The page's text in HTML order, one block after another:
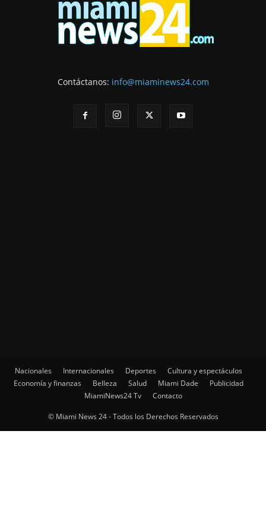
Contáctanos: info@miaminews24.com
Nacionales Internacionales Deportes
Cultura y espectáculos
Economía y finanzas
Belleza Salud Miami Dade
Publicidad
MiamiNews24 Tv
Contacto
© Miami News 24 - Todos los Derechos Reservados